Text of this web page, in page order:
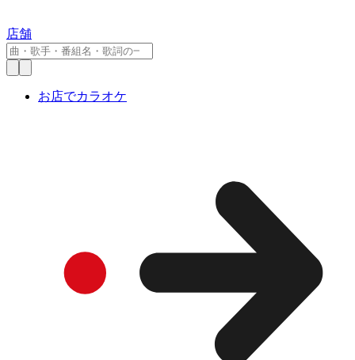
店舗
お店でカラオケ